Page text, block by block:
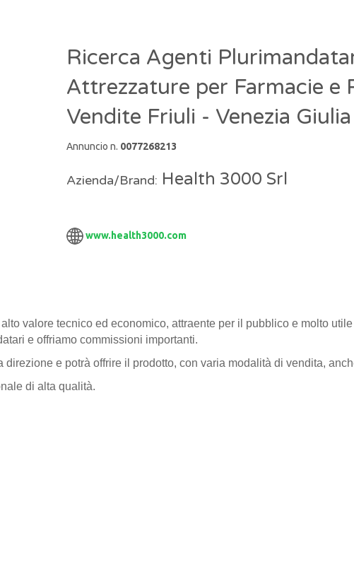
Ricerca Agenti
Attrezzature per Farmacie e
Vendite Friuli - Venezia Giulia
Annuncio n. 0077268213
Azienda/Brand: Health 3000 Srl
www.health3000.com
valore tecnico ed economico, attraente per il pubblico e molto
e offriamo commissioni importanti.
direzione e potrà offrire il prodotto, con varia modalità di vendita,
di alta qualità.